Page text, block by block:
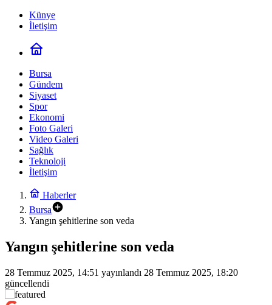
Künye
İletişim
Bursa
Gündem
Siyaset
Spor
Ekonomi
Foto Galeri
Video Galeri
Sağlık
Teknoloji
İletişim
Haberler
Bursa
Yangın şehitlerine son veda
Yangın şehitlerine son veda
28 Temmuz 2025, 14:51 yayınlandı 28 Temmuz 2025, 18:20
güncellendi